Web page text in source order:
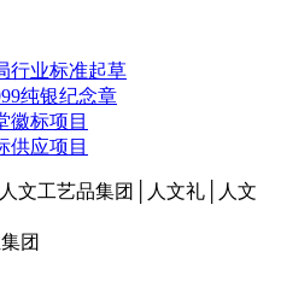
行业标准起草
纯银纪念章
徽标项目
供应项目
团